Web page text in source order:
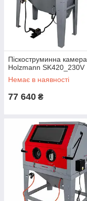
Піскоструминна камера
Holzmann SK420_230V
Немає в наявності
77 640 ₴